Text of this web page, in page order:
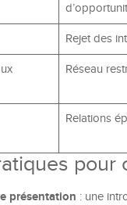
Rejet des
Réseau
Relations
pour
présentation : une